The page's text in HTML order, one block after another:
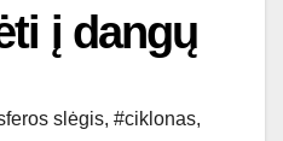
į dangų
slėgis, #ciklonas,